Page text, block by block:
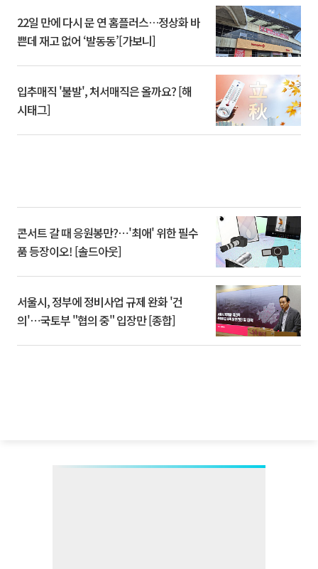
22일 만에 다시 문 연 홈플러스…정상화 바
쁜데 재고 없어 ‘발동동’[가보니]
입추매직 '불발', 처서매직은 올까요? [해
시태그]
콘서트 갈 때 응원봉만?⋯'최애' 위한 필수
품 등장이오! [솔드아웃]
서울시, 정부에 정비사업 규제 완화 '건
의'⋯국토부 "협의 중" 입장만 [종합]